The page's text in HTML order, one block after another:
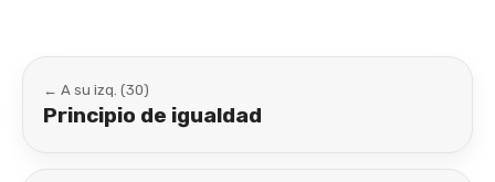
← A su izq. (30)
Principio de igualdad